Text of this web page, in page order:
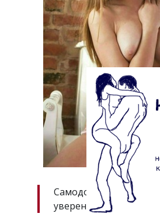
Самодостаточная и
уверенная в себе.